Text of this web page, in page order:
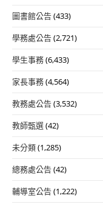
圖書館公告(433)
學務處公告(2,721)
學生事務(6,433)
家長事務(4,564)
教務處公告(3,532)
教師甄選(42)
未分類(1,285)
總務處公告(42)
輔導室公告(1,222)